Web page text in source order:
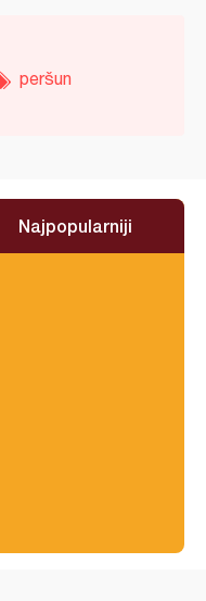
peršun
Najpopularniji